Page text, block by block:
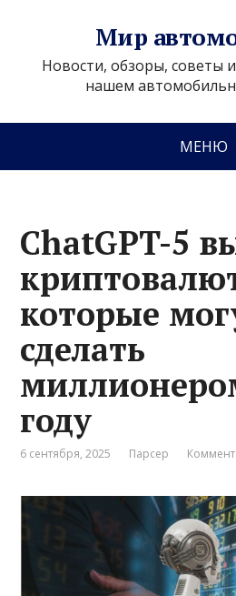
Мир
Новости, обзоры, советы
нашем
МЕНЮ
ChatGPT-5
которые
сделать
году
6 сентября, 2025 Парсер